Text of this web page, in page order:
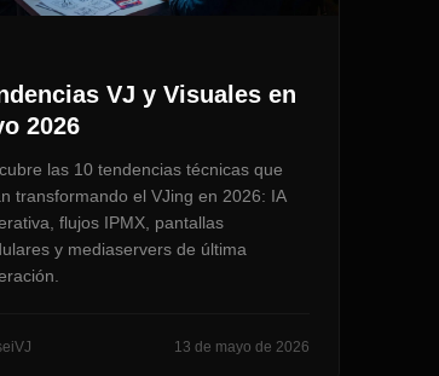
VJ y Visuales en
2026
las 10 tendencias técnicas que
transformando el VJing en 2026: IA
flujos IPMX, pantallas
y mediaservers de última
13 de mayo de 2026